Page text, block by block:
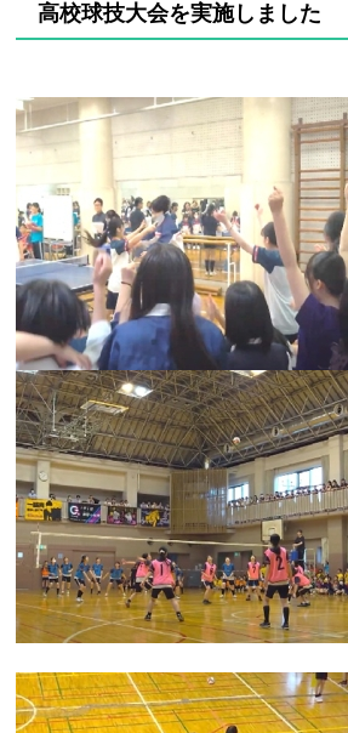
災害への対策 学
祥美会（保護者の会）・淑美
会（卒業生の会）
サ
の
吉祥での学び
カリキュラム 授
補習・教養講座・公開講座・
高大連携・講習・勉強合宿
ラ
芸術教育 課
図書館教育 ICT
学校生活
吉祥の一日 年
委員会活動・部活動 学
生徒居住地・通学時間
進路・進学
高校球技大会を実施しました